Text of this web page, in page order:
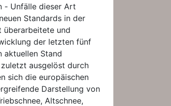
- Unfälle dieser Art
Standards in der
überarbeitete und
der letzten fünf
aktuellen Stand
ausgelöst durch
sich die europäischen
Darstellung von
Altschnee,